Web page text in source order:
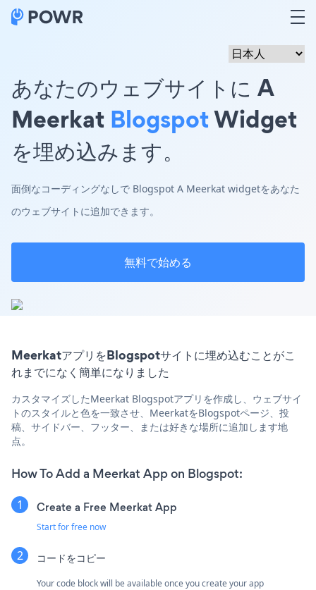
あなたのウェブサイトに A
Meerkat BlogspotWidget
を埋め込みます。
面倒なコーディングなしで Blogspot A Meerkat widgetをあなた
のウェブサイトに追加できます。
無料で始める
MeerkatアプリをBlogspotサイトに埋め込むことがこ
れまでになく簡単になりました
カスタマイズしたMeerkat Blogspotアプリを作成し、ウェブサイ
トのスタイルと色を一致させ、MeerkatをBlogspotページ、投
稿、サイドバー、フッター、または好きな場所に追加します地
点。
How To Add a Meerkat App on Blogspot:
Create a Free Meerkat App
Start for free now
コードをコピー
Your code block will be available once you create your app